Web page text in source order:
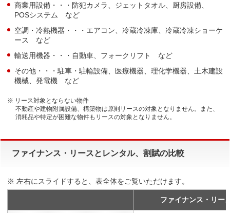
商業用設備・・・防犯カメラ、ジェットタオル、厨房設備、
POSシステム など
空調・冷熱機器・・・エアコン、冷蔵冷凍庫、冷蔵冷凍ショーケ
ース など
輸送用機器・・・自動車、フォークリフト など
その他・・・駐車・駐輪設備、医療機器、理化学機器、土木建設
機械、発電機 など
リース対象とならない物件
不動産や建物附属設備、構築物は原則リースの対象となりません。また、
消耗品や特定が困難な物件もリースの対象となりません。
ファイナンス・リースとレンタル、割賦の比較
※ 左右にスライドすると、表全体をご覧いただけます。
ファイナンス・リー